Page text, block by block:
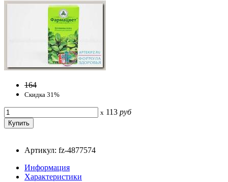
164
Скидка 31%
x 113 руб
Артикул: fz-4877574
Информация
Характеристики